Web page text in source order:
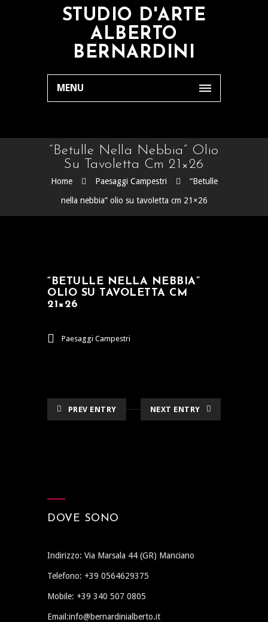
STUDIO D'ARTE
ALBERTO
BERNARDINI
MENU
“Betulle Nella Nebbia” Olio
Su Tavoletta Cm 21×26
Home Paesaggi Campestri
“Betulle
nella nebbia” olio su tavoletta cm 21×26
“BETULLE NELLA NEBBIA”
OLIO SU TAVOLETTA CM
21×26
Paesaggi Campestri
PREV ENTRY NEXT ENTRY
DOVE SONO
Indirizzo: Via Marsala 44 (GR) Manciano
Telefono: +39 0564629375
Mobile: +39 340 507 0805
Email:info@bernardinialberto.it